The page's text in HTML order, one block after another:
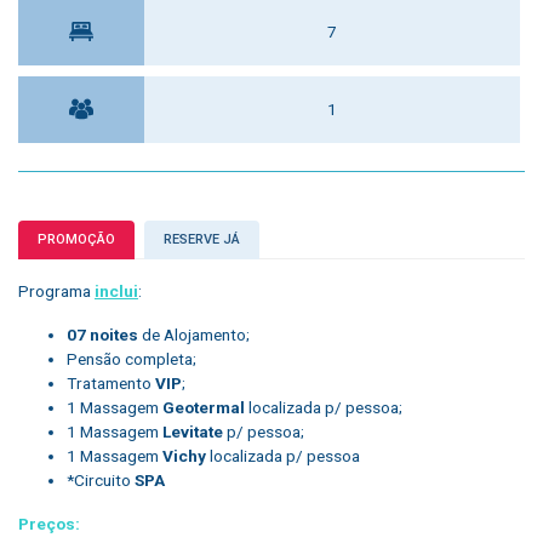
7
1
PROMOÇÃO RESERVE JÁ
Programa inclui:
07 noites de Alojamento;
Pensão completa;
Tratamento VIP;
1 Massagem Geotermal localizada p/ pessoa;
1 Massagem Levitatep/ pessoa;
1 Massagem Vichylocalizada p/ pessoa
*Circuito SPA
Preços: